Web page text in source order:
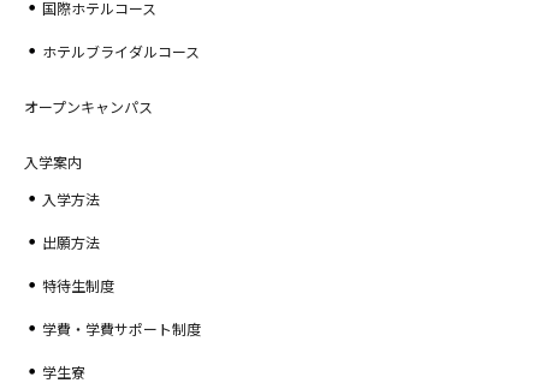
国際ホテルコース
ホテルブライダルコース
オープンキャンパス
入学案内
入学方法
出願方法
特待生制度
学費・学費サポート制度
学生寮